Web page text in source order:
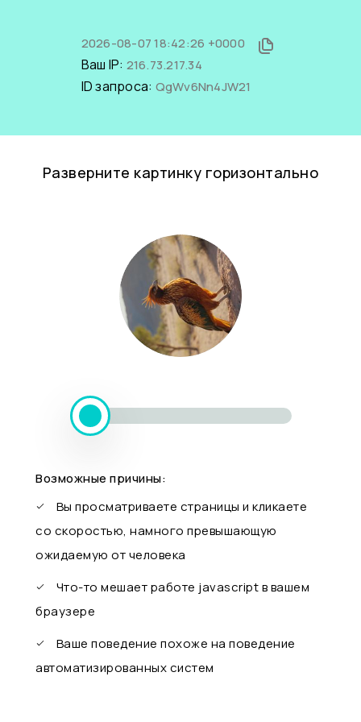
2026-08-07 18:42:26 +0000
Ваш IP: 216.73.217.34
ID запроса: QgWv6Nn4JW21
Разверните картинку горизонтально
Возможные причины:
Вы просматриваете страницы и кликаете
со скоростью, намного превышающую
ожидаемую от человека
Что-то мешает работе javascript в вашем
браузере
Ваше поведение похоже на поведение
автоматизированных систем